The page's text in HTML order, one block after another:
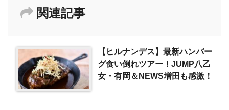
関連記事
【ヒルナンデス】最新ハンバー
グ食い倒れツアー！JUMP八乙
女・有岡＆NEWS増田も感激！